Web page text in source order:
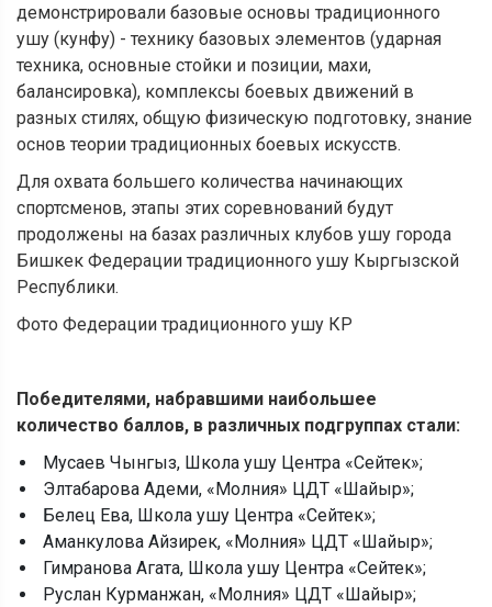
демонстрировали базовые основы традиционного
ушу (кунфу) - технику базовых элементов (ударная
техника, основные стойки и позиции, махи,
балансировка), комплексы боевых движений в
разных стилях, общую физическую подготовку, знание
основ теории традиционных боевых искусств.
Для охвата большего количества начинающих
спортсменов, этапы этих соревнований будут
продолжены на базах различных клубов ушу города
Бишкек Федерации традиционного ушу Кыргызской
Республики.
Фото Федерации традиционного ушу КР
Победителями, набравшими наибольшее
количество баллов, в различных подгруппах стали:
Мусаев Чынгыз, Школа ушу Центра «Сейтек»;
Элтабарова Адеми, «Молния» ЦДТ «Шайыр»;
Белец Ева, Школа ушу Центра «Сейтек»;
Аманкулова Айзирек, «Молния» ЦДТ «Шайыр»;
Гимранова Агата, Школа ушу Центра «Сейтек»;
Руслан Курманжан, «Молния» ЦДТ «Шайыр»;